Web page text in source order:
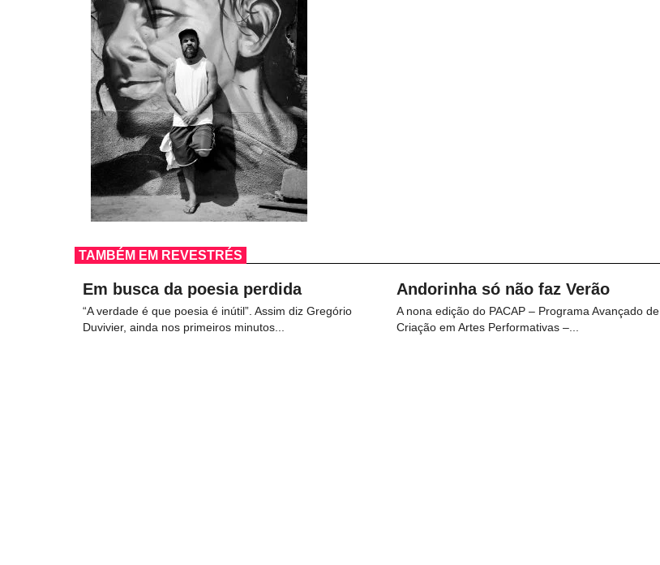
TAMBÉM EM REVESTRÉS
Em busca da poesia perdida
“A verdade é que poesia é inútil”. Assim diz Gregório
Duvivier, ainda nos primeiros minutos...
Andorinha só não faz Verão
A nona edição do PACAP – Programa Avançado de
Criação em Artes Performativas –...